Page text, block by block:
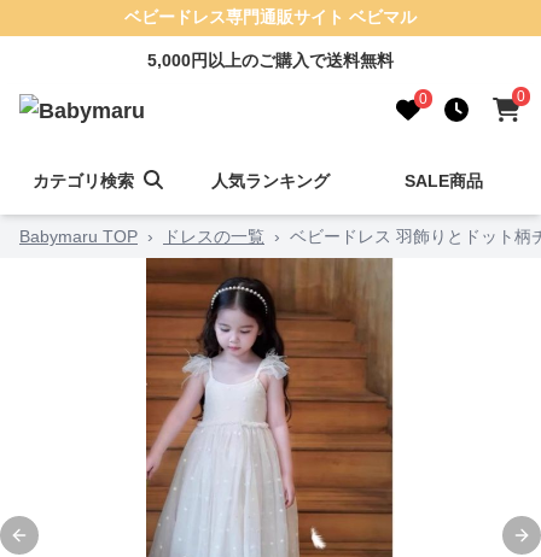
ベビードレス専門通販サイト ベビマル
5,000円以上のご購入で送料無料
0 0
カテゴリ検索 人気ランキング SALE商品
Babymaru TOP › ドレスの一覧 › ベビードレス 羽飾りとドット柄
Previous slide